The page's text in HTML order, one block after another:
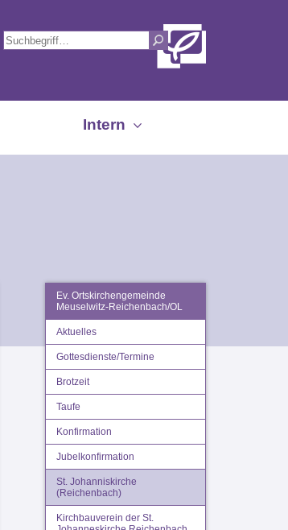
Intern
Ev. Ortskirchengemeinde
Meuselwitz-Reichenbach/OL
Aktuelles
Gottesdienste/Termine
Brotzeit
Taufe
Konfirmation
Jubelkonfirmation
St. Johanniskirche
(Reichenbach)
Kirchbauverein der St.